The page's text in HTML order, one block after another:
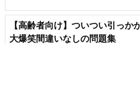
【高齢者向け】ついつい引っか
大爆笑間違いなしの問題集